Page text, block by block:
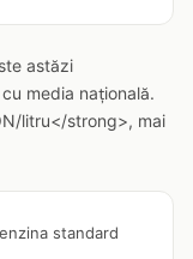
astăzi
media națională.
litru</strong>, mai
standard